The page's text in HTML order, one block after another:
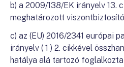
b) a 2009/138/EK irányelv 13.
meghatározott
c) az (EU) 2016/2341 európai
irányelv ( 1 ) 2. cikkével
hatálya alá tartozó